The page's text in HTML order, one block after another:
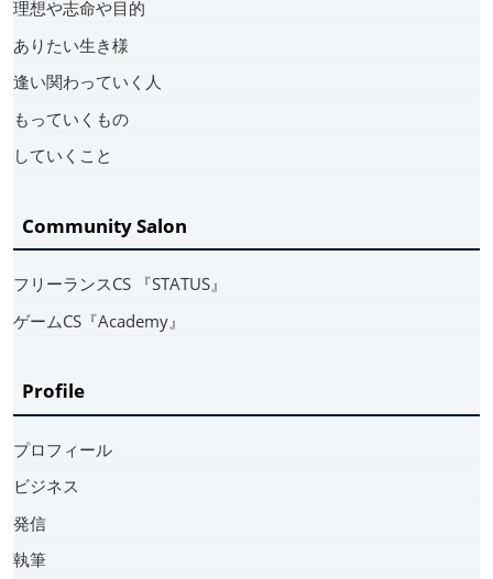
理想や志命や目的
ありたい生き様
逢い関わっていく人
もっていくもの
していくこと
Community Salon
フリーランスCS 『STATUS』
ゲームCS『Academy』
Profile
プロフィール
ビジネス
発信
執筆